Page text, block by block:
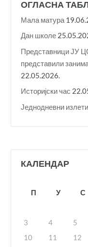
ОГЛАСНА
Мала матура
Дан школе
Представници ЈУ
представили
22.05.2026.
Историјски час
Једнодневни излети
КАЛЕНДАР
П У С
3
4 5
10
11 12